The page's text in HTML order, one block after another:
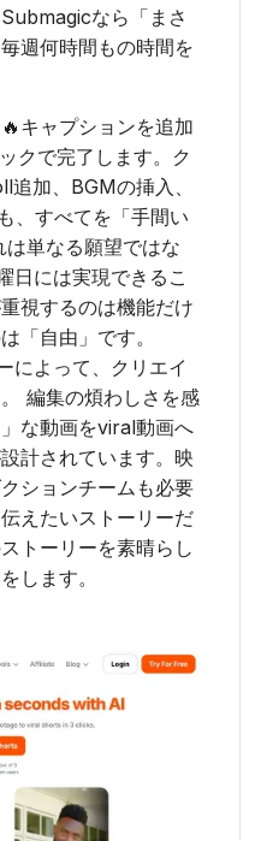
なら「まさ
週何時間もの時間を
キャプションを追加
クで完了します。ク
加、BGMの挿入、
、すべてを「手間い
単なる願望ではな
日には実現できるこ
視するのは機能だけ
「自由」です。
によって、クリエイ
編集の煩わしさを感
な動画をviral動画へ
計されています。映
ションチームも必要
えたいストーリーだ
トーリーを素晴らし
します。